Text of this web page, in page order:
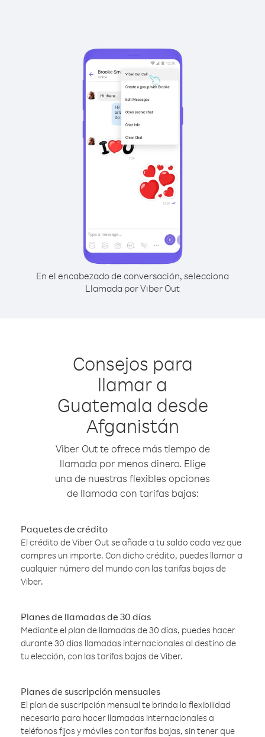
En el encabezado de conversación, selecciona
Llamada por Viber Out
Consejos para
llamar a
Guatemala desde
Afganistán
Viber Out te ofrece más tiempo de
llamada por menos dinero. Elige
una de nuestras flexibles opciones
de llamada con tarifas bajas:
Paquetes de crédito
El crédito de Viber Out se añade a tu saldo cada vez que
compres un importe. Con dicho crédito, puedes llamar a
cualquier número del mundo con las tarifas bajas de
Viber.
Planes de llamadas de 30 días
Mediante el plan de llamadas de 30 días, puedes hacer
durante 30 días llamadas internacionales al destino de
tu elección, con las tarifas bajas de Viber.
Planes de suscripción mensuales
El plan de suscripción mensual te brinda la flexibilidad
necesaria para hacer llamadas internacionales a
teléfonos fijos y móviles con tarifas bajas, sin tener que